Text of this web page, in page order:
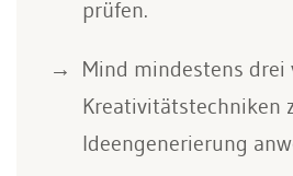
prüfen.
Mind mindestens drei
Kreativitätstechniken
Ideengenerierung